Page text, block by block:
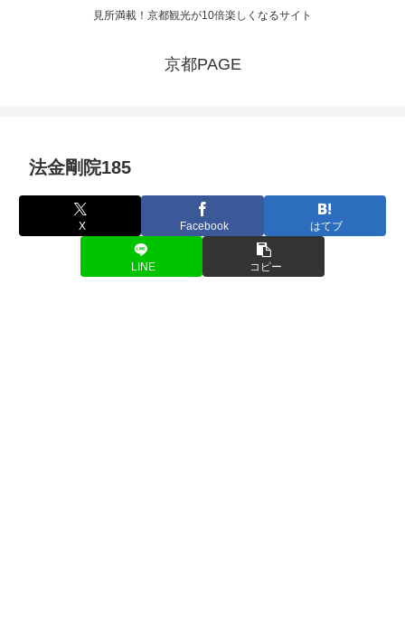
見所満載！京都観光が10倍楽しくなるサイト
京都PAGE
法金剛院185
X Facebook はてブ
LINE コピー